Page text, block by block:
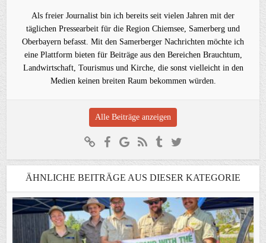
Als freier Journalist bin ich bereits seit vielen Jahren mit der
täglichen Pressearbeit für die Region Chiemsee, Samerberg und
Oberbayern befasst. Mit den Samerberger Nachrichten möchte ich
eine Plattform bieten für Beiträge aus den Bereichen Brauchtum,
Landwirtschaft, Tourismus und Kirche, die sonst vielleicht in den
Medien keinen breiten Raum bekommen würden.
Alle Beiträge anzeigen
ÄHNLICHE BEITRÄGE AUS DIESER KATEGORIE